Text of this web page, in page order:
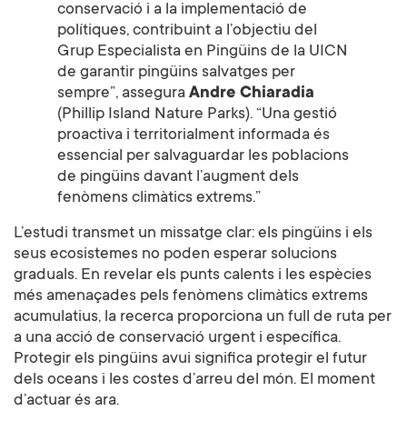
conservació i a la implementació de
polítiques, contribuint a l’objectiu del
Grup Especialista en Pingüins de la UICN
de garantir pingüins salvatges per
sempre”, assegura Andre Chiaradia
(Phillip Island Nature Parks). “Una gestió
proactiva i territorialment informada és
essencial per salvaguardar les poblacions
de pingüins davant l’augment dels
fenòmens climàtics extrems.”
L’estudi transmet un missatge clar: els pingüins i els
seus ecosistemes no poden esperar solucions
graduals. En revelar els punts calents i les espècies
més amenaçades pels fenòmens climàtics extrems
acumulatius, la recerca proporciona un full de ruta per
a una acció de conservació urgent i específica.
Protegir els pingüins avui significa protegir el futur
dels oceans i les costes d’arreu del món. El moment
d’actuar és ara.